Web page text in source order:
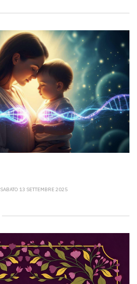
SABATO 13 SETTEMBRE 2025